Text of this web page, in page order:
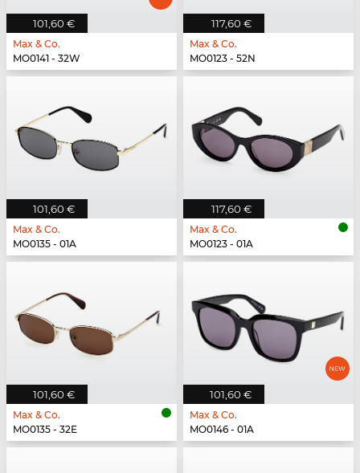
101,60 €
Max & Co.
MO0141 - 32W
117,60 €
Max & Co.
MO0123 - 52N
101,60 €
Max & Co.
MO0135 - 01A
117,60 €
Max & Co.
MO0123 - 01A
101,60 €
Max & Co.
MO0135 - 32E
101,60 €
Max & Co.
MO0146 - 01A